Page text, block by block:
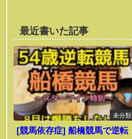
最近書いた記事
未分類
[競馬依存症] 船橋競馬で逆転